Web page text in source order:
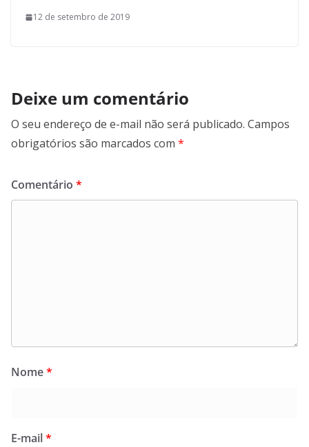
12 de setembro de 2019
Deixe um comentário
O seu endereço de e-mail não será publicado. Campos
obrigatórios são marcados com *
Comentário *
Nome*
E-mail*